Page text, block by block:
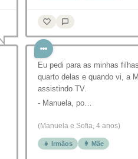
Eu pedi para as minhas
quarto delas e quando vi, a
assistindo TV.
- Manuela, po…
(Manuela e Sofia, 4 anos)
👧 Irmãos 👩 Mãe